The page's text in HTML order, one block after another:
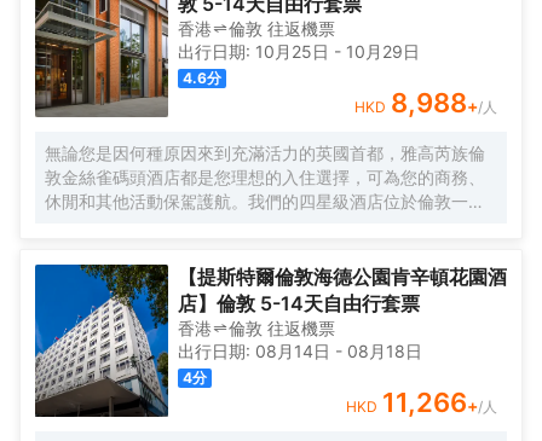
香港 倫敦 往返機票
出行日期: 10月25日 - 10月29日
4.6分
HKD 8,988+/人
無論您是因何種原因來到充滿活力的英國首都，雅高芮族倫
敦金絲雀碼頭酒店都是您理想的入住選擇，可為您的商務、
休閒和其他活動保駕護航。我們的四星級酒店位於倫敦一處
房實用且富有設計感，配備豪華寢具和高速無線網絡，歡迎
您前來入住體驗。酒店還設有社交中心，是金絲雀碼頭一處
悠閒的協同辦公空間，適合舉辦重要會議或是休閒放鬆。
【提斯特爾倫敦海德公園肯辛頓花園酒
店】倫敦 5-14天自由行套票
香港 倫敦 往返機票
出行日期: 08月14日 - 08月18日
4分
HKD 11,266+/人